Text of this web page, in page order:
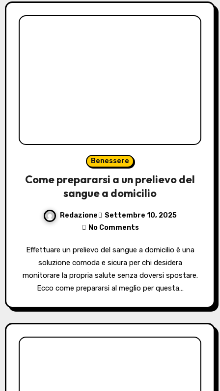
Benessere
Come prepararsi a un prelievo del
sangue a domicilio
Redazione
Settembre 10, 2025
No Comments
Effettuare un prelievo del sangue a domicilio è una
soluzione comoda e sicura per chi desidera
monitorare la propria salute senza doversi spostare.
Ecco come prepararsi al meglio per questa…